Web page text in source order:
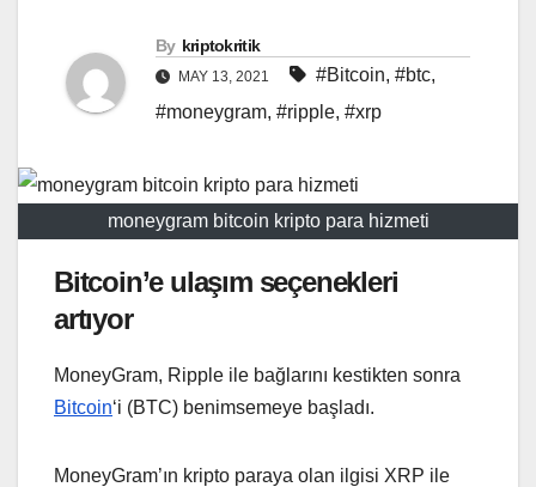
By kriptokritik
MAY 13, 2021 #Bitcoin, #btc,
#moneygram, #ripple, #xrp
moneygram bitcoin kripto para hizmeti
Bitcoin’e ulaşım seçenekleri
artıyor
MoneyGram, Ripple ile bağlarını kestikten sonra
Bitcoin‘i (BTC) benimsemeye başladı.
MoneyGram’ın kripto paraya olan ilgisi XRP ile